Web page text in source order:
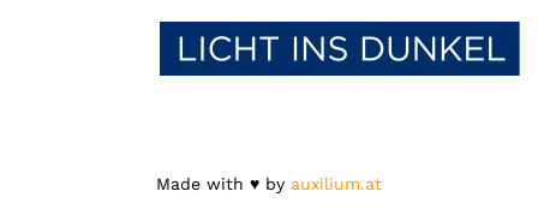
Made with ♥ by auxilium.at